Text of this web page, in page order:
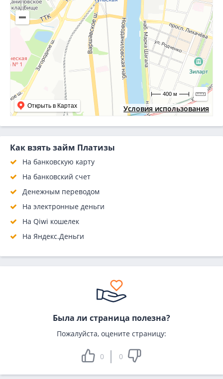
Условия использования
Открыть в Картах
400 м
Как взять займ Платизы
На банковскую карту
На банковский счет
Денежным переводом
На электронные деньги
На Qiwi кошелек
На Яндекс.Деньги
Была ли страница полезна?
Пожалуйста, оцените страницу:
0 0